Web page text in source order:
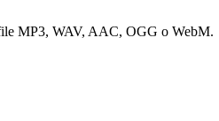
MP3, WAV, AAC, OGG o WebM.